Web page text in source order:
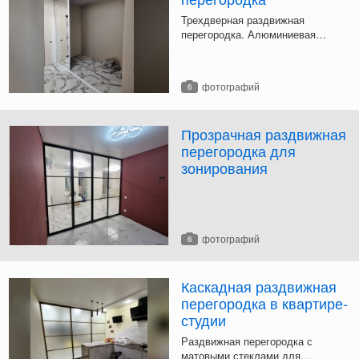
Трехдверная раздвижная
перегородка. Алюминиевая
армированное пленкой.
6 фотографий
Прозрачная раздвижная
перегородка для
зонирования
6 фотографий
Каскадная раздвижная
перегородка в квартире-
студии
Раздвижная перегородка с
матовыми стеклами для